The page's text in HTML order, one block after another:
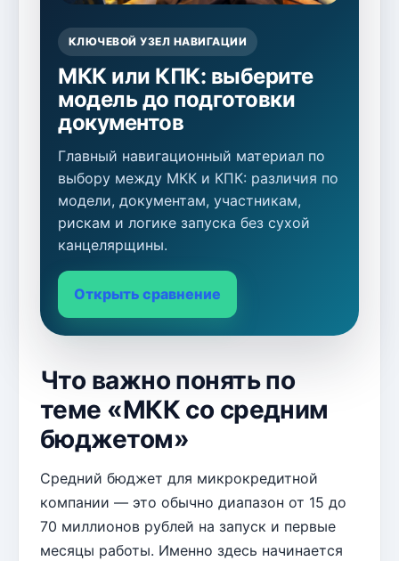
КЛЮЧЕВОЙ УЗЕЛ НАВИГАЦИИ
МКК или КПК: выберите
модель до подготовки
документов
Главный навигационный материал по
выбору между МКК и КПК: различия по
модели, документам, участникам,
рискам и логике запуска без сухой
канцелярщины.
Открыть сравнение
Что важно понять по
теме «МКК со средним
бюджетом»
Средний бюджет для микрокредитной
компании — это обычно диапазон от 15 до
70 миллионов рублей на запуск и первые
месяцы работы. Именно здесь начинается